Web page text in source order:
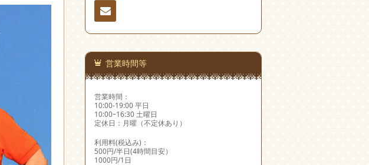
連絡
先
営業時間等
営業時間：
10:00-19:00 平日
10:00ｰ16:30 土曜日
定休日：月曜（不定休あり）
利用料(税込み)：
500円/半日(4時間目安）
1000円/1日